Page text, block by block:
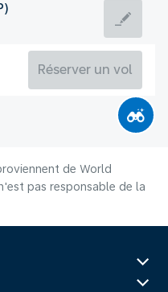
Réserver un vol
de World
pas responsable de la